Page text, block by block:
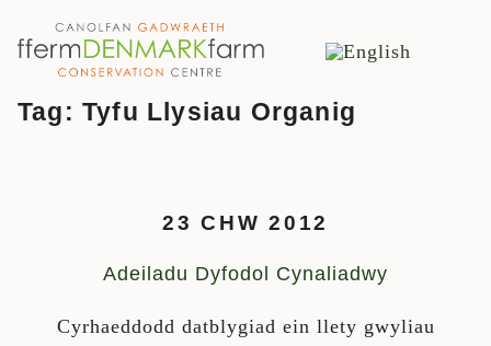
Neidio i'r cynnwys
PRIF LYWIO
Tag: Tyfu Llysiau Organig
23 CHW 2012
Adeiladu Dyfodol Cynaliadwy
Cyrhaeddodd datblygiad ein llety gwyliau